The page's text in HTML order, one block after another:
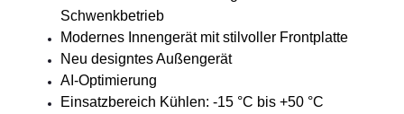
Schwenkbetrieb
Modernes Innengerät mit stilvoller Frontplatte
Neu designtes Außengerät
AI-Optimierung
Einsatzbereich Kühlen: -15 °C bis +50 °C